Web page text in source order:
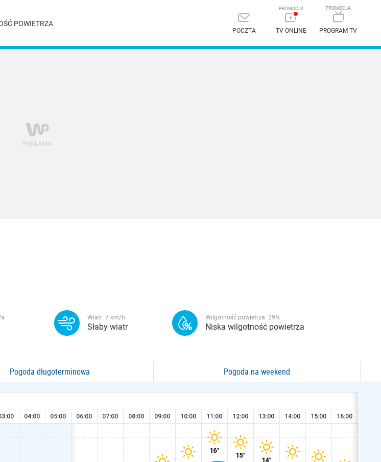
POWIETRZA
POCZTA TV ONLINE PROGRAM TV
Wiatr: 7 km/h
Słaby wiatr
Wilgotność powietrza: 29%
Niska wilgotność powietrza
Pogoda długoterminowa Pogoda na weekend